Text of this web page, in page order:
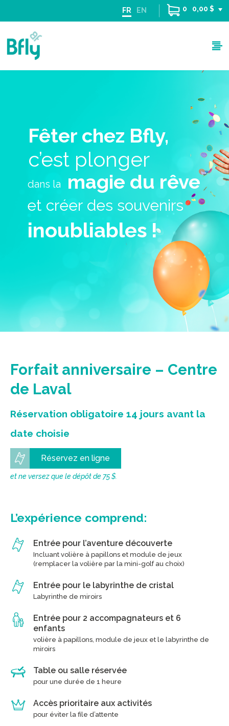
FR EN 0 0,00 $
Fêter chez Bfly,
c’est plonger
dans la magie du rêve
et créer des souvenirs
inoubliables !
Forfait anniversaire – Centre
de Laval
Réservation obligatoire 14 jours avant la
date choisie
Réservez en ligne
et ne versez que le dépôt de 75 $.
L’expérience comprend:
Entrée pour l’aventure découverte
Incluant volière à papillons et module de jeux
(remplacer la volière par la mini-golf au choix)
Entrée pour le labyrinthe de cristal
Labyrinthe de miroirs
Entrée pour 2 accompagnateurs et 6
enfants
volière à papillons, module de jeux et le labyrinthe de
miroirs
Table ou salle réservée
pour une durée de 1 heure
Accès prioritaire aux activités
pour éviter la file d’attente